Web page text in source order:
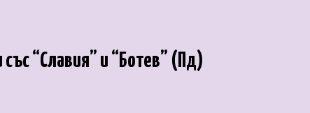
“Славия” и “Ботев” (Пд)